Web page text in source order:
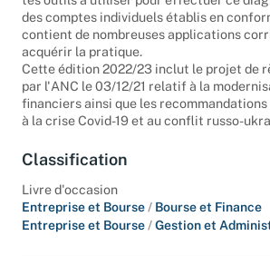
tes outils à utiliser pour effectuer ce
des comptes individuels établis en
contient de nombreuses applications
acquérir la pratique.
Cette édition 2022/23 inclut le projet de
par l'ANC le 03/12/21 relatif à la
financiers ainsi que les recommandations
Classification
Livre d'occasion
Entreprise et Bourse / Bourse et Finance